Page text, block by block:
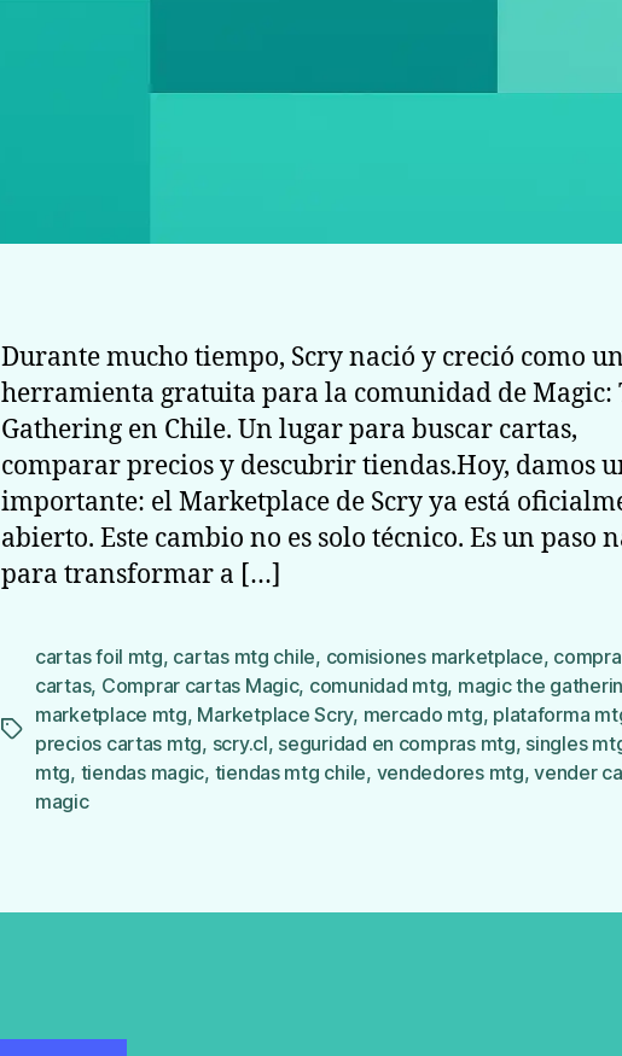
Durante mucho tiempo, Scry nació y creció como
herramienta gratuita para la comunidad de Magic:
Gathering en Chile. Un lugar para buscar cartas,
comparar precios y descubrir tiendas.Hoy, damos
importante: el Marketplace de Scry ya está
abierto. Este cambio no es solo técnico. Es un paso
para transformar a […]
Etiquetas
cartas foil mtg, cartas mtg chile, comisiones marketplace,
cartas, Comprar cartas Magic, comunidad mtg, magic the
marketplace mtg, Marketplace Scry, mercado mtg, plataforma
precios cartas mtg, scry.cl, seguridad en compras mtg, singles
mtg, tiendas magic, tiendas mtg chile, vendedores mtg,vender
magic